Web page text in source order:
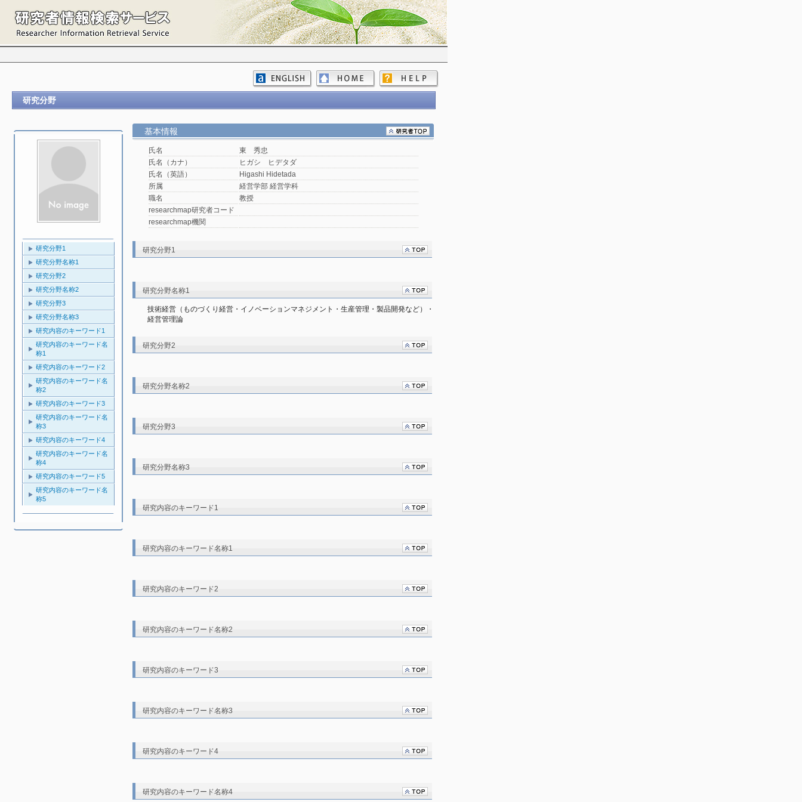
研究分野
研究分野1
研究分野名称1
研究分野2
研究分野名称2
研究分野3
研究分野名称3
研究内容のキーワード1
研究内容のキーワード名
称1
研究内容のキーワード2
研究内容のキーワード名
称2
研究内容のキーワード3
研究内容のキーワード名
称3
研究内容のキーワード4
研究内容のキーワード名
称4
研究内容のキーワード5
研究内容のキーワード名
称5
基本情報
氏名
東 秀忠
氏名（カナ）
ヒガシ ヒデタダ
氏名（英語）
Higashi Hidetada
所属
経営学部 経営学科
職名
教授
researchmap研究者コード
researchmap機関
研究分野1
研究分野名称1
技術経営（ものづくり経営・イノベーションマネジメント・生産管理・製品開発など）・
経営管理論
研究分野2
研究分野名称2
研究分野3
研究分野名称3
研究内容のキーワード1
研究内容のキーワード名称1
研究内容のキーワード2
研究内容のキーワード名称2
研究内容のキーワード3
研究内容のキーワード名称3
研究内容のキーワード4
研究内容のキーワード名称4